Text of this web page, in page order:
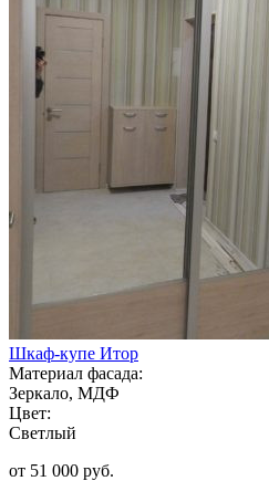
Шкаф-купе Итор
Материал фасада:
Зеркало, МДФ
Цвет:
Светлый
от 51 000 руб.